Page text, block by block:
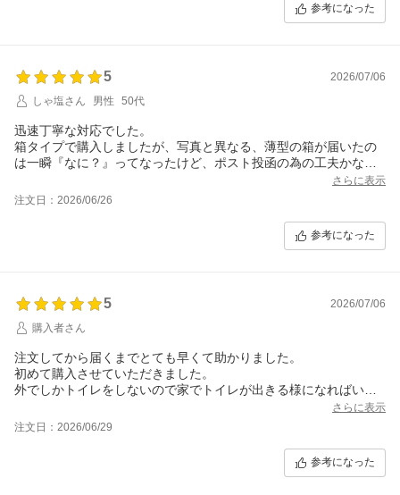
参考になった
5
2026/07/06
しゃ塩さん
男性 50代
迅速丁寧な対応でした。
箱タイプで購入しましたが、写真と異なる、薄型の箱が届いたの
は一瞬『なに？』ってなったけど、ポスト投函の為の工夫かな
ぁ？って思うと、凄いってちょっと感動すら覚えました。さらに表示
注文日：2026/06/26
参考になった
5
2026/07/06
購入者さん
注文してから届くまでとても早くて助かりました。
初めて購入させていただきました。
外でしかトイレをしないので家でトイレが出きる様になればいい
さらに表示
注文日：2026/06/29
参考になった